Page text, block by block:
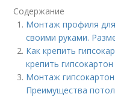
Содержание
Монтаж профиля
своими руками.
Как крепить
крепить
Монтаж
Преимущества